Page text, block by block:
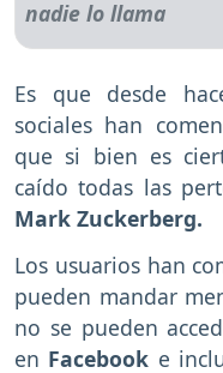
Es que desde
sociales han
que si bien es
caído todas las
Mark Zuckerberg.
Los usuarios han
pueden mandar
no se pueden
en Facebook e